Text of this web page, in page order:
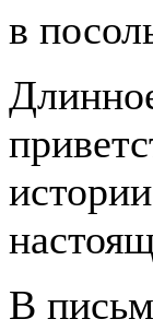
в
В